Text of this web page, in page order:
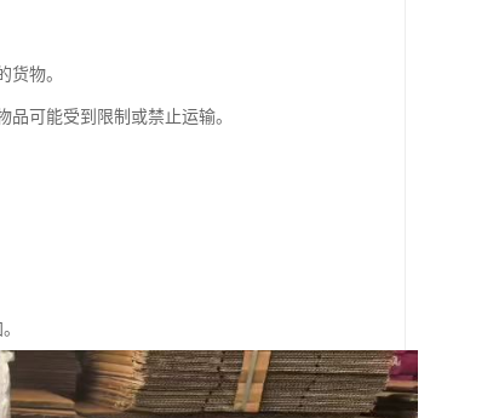
货物。
可能受到限制或禁止运输。